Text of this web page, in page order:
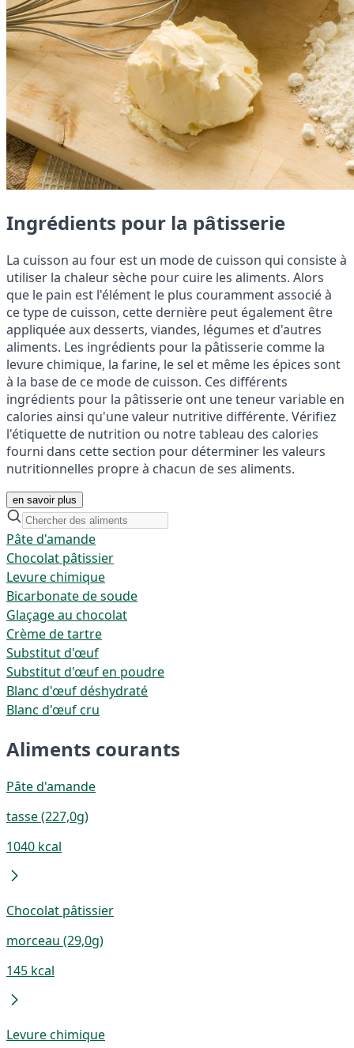
Ingrédients pour la pâtisserie
La cuisson au four est un mode de cuisson qui consiste à
utiliser la chaleur sèche pour cuire les aliments. Alors
que le pain est l'élément le plus couramment associé à
ce type de cuisson, cette dernière peut également être
appliquée aux desserts, viandes, légumes et d'autres
aliments. Les ingrédients pour la pâtisserie comme la
levure chimique, la farine, le sel et même les épices sont
à la base de ce mode de cuisson. Ces différents
ingrédients pour la pâtisserie ont une teneur variable en
calories ainsi qu'une valeur nutritive différente. Vérifiez
l'étiquette de nutrition ou notre tableau des calories
fourni dans cette section pour déterminer les valeurs
nutritionnelles propre à chacun de ses aliments.
en savoir plus
Pâte d'amande
Chocolat pâtissier
Levure chimique
Bicarbonate de soude
Glaçage au chocolat
Crème de tartre
Substitut d'œuf
Substitut d'œuf en poudre
Blanc d'œuf déshydraté
Blanc d'œuf cru
Aliments courants
Pâte d'amande
tasse (227,0g)
1040 kcal
Chocolat pâtissier
morceau (29,0g)
145 kcal
Levure chimique